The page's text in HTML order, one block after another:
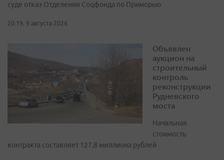
суде отказ Отделения Соцфонда по Приморью
20:19, 9 августа 2026
Объявлен
аукцион на
строительный
контроль
реконструкции
Рудневского
моста
Начальная
стоимость
контракта составляет 127,8 миллиона рублей